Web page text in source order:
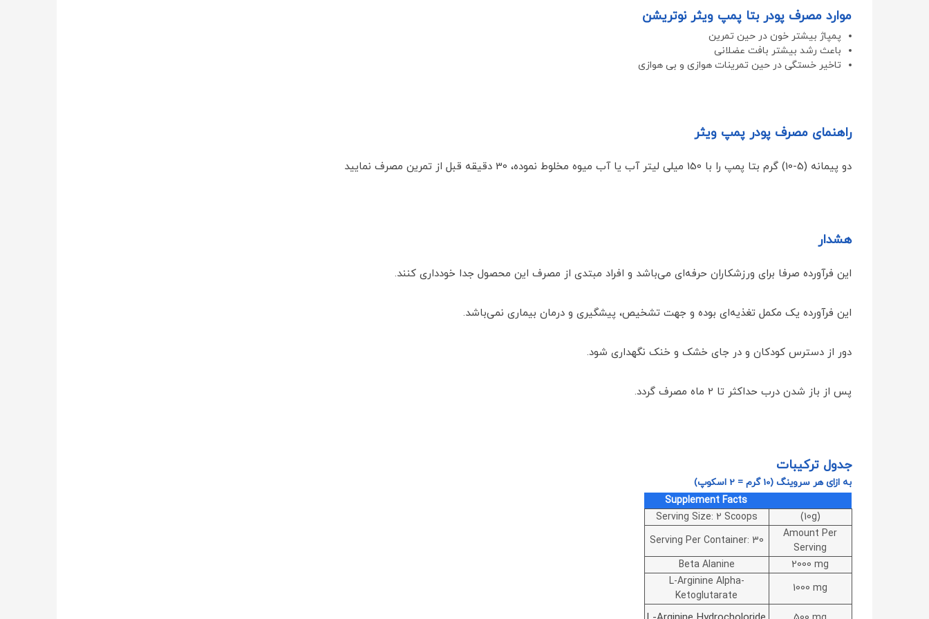
موارد مصرف پودر بتا پمپ ویثر نوتریشن
پمپاژ بیشتر خون در حین تمرین
باعث رشد بیشتر بافت عضلانی
تاخیر خستگی در حین تمرینات هوازی و بی هوازی
راهنمای مصرف پودر پمپ ویثر
دو پیمانه (5-10) گرم بتا پمپ را با 150 میلی لیتر آب یا آب میوه مخلوط نموده، 30 دقیقه قبل از تمرین مصرف نمایید
هشدار
این فرآورده صرفا برای ورزشکاران حرفه‌ای می‌باشد و افراد مبتدی از مصرف این محصول جدا خودداری کنند.
این فرآورده یک مکمل تغذیه‌ای بوده و جهت تشخیص، پیشگیری و درمان بیماری نمی‌باشد.
دور از دسترس کودکان و در جای خشک و خنک نگهداری شود.
پس از باز شدن درب حداکثر تا 2 ماه مصرف گردد.
جدول ترکیبات
به ازای هر سروینگ (10 گرم = 2 اسکوپ)
Supplement Facts
Serving Size: 2 Scoops
(10g)
Serving Per Container: 30
Amount Per
Serving
Beta Alanine
2000 mg
L-Arginine Alpha-
Ketoglutarate
1000 mg